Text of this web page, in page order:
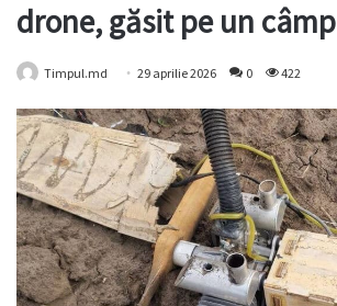
drone, găsit pe un câmp
Timpul.md 29 aprilie 2026 0 422